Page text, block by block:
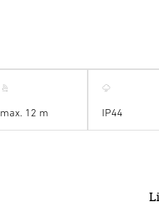
max. 12 m IP44